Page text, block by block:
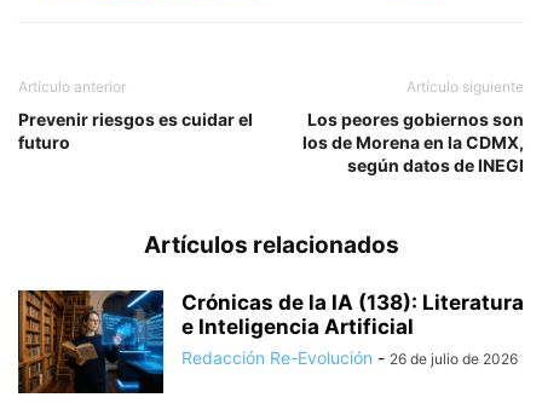
Artículo anterior
Prevenir riesgos es cuidar el
futuro
Artículo siguiente
Los peores gobiernos son
los de Morena en la CDMX,
según datos de INEGI
Artículos relacionados
Crónicas de la IA (138): Literatura
e Inteligencia Artificial
Redacción Re-Evolución - 26 de julio de 2026